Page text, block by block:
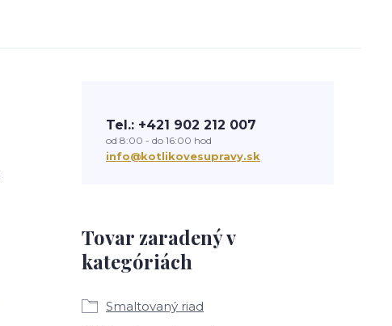
Tovar zaradený v
kategóriách
Smaltovaný riad
Tel.: +421 902 212 007
od 8:00 - do 16:00 hod
info@kotlikovesupravy.sk